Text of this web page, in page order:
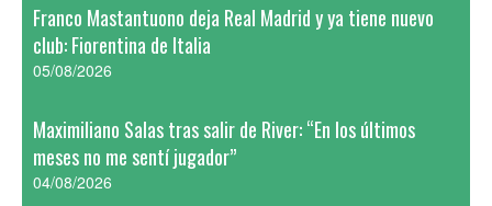
Franco Mastantuono deja Real Madrid y ya tiene nuevo
club: Fiorentina de Italia
05/08/2026
Maximiliano Salas tras salir de River: “En los últimos
meses no me sentí jugador”
04/08/2026